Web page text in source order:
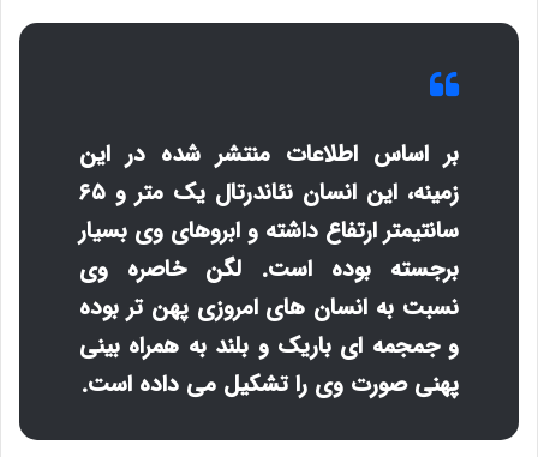
بر اساس اطلاعات منتشر شده در این
زمینه، این انسان نئاندرتال یک متر و ۶۵
سانتیمتر ارتفاع داشته و ابروهای وی بسیار
برجسته بوده است. لگن خاصره وی
نسبت به انسان های امروزی پهن تر بوده
و جمجمه ای باریک و بلند به همراه بینی
پهنی صورت وی را تشکیل می داده است.